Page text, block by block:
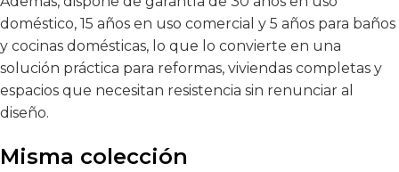
doméstico, 15 años en uso comercial y 5 años para baños
y cocinas domésticas, lo que lo convierte en una
solución práctica para reformas, viviendas completas y
espacios que necesitan resistencia sin renunciar al
diseño.
Misma colección